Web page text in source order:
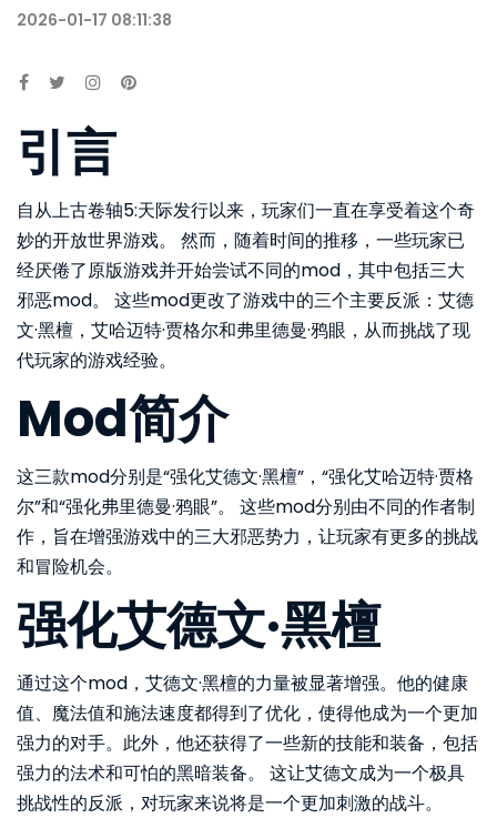
2026-01-17 08:11:38
引言
自从上古卷轴5:天际发行以来，玩家们一直在享受着这个奇
妙的开放世界游戏。 然而，随着时间的推移，一些玩家已
经厌倦了原版游戏并开始尝试不同的mod，其中包括三大
邪恶mod。 这些mod更改了游戏中的三个主要反派：艾德
文·黑檀，艾哈迈特·贾格尔和弗里德曼·鸦眼，从而挑战了现
代玩家的游戏经验。
Mod简介
这三款mod分别是“强化艾德文·黑檀”，“强化艾哈迈特·贾格
尔”和“强化弗里德曼·鸦眼”。 这些mod分别由不同的作者制
作，旨在增强游戏中的三大邪恶势力，让玩家有更多的挑战
和冒险机会。
强化艾德文·黑檀
通过这个mod，艾德文·黑檀的力量被显著增强。他的健康
值、魔法值和施法速度都得到了优化，使得他成为一个更加
强力的对手。此外，他还获得了一些新的技能和装备，包括
强力的法术和可怕的黑暗装备。 这让艾德文成为一个极具
挑战性的反派，对玩家来说将是一个更加刺激的战斗。